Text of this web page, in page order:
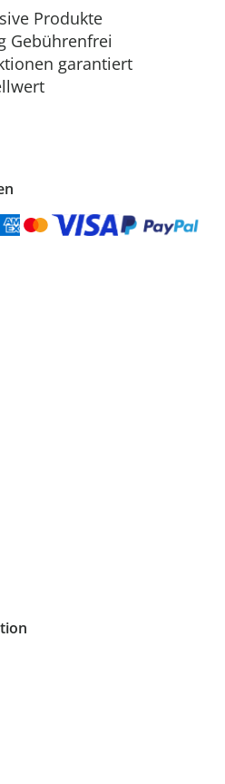
Produkte
Gebührenfrei
garantiert